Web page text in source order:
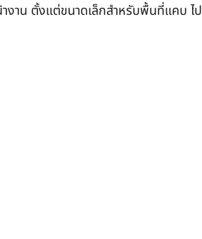
งาน ตั้งแต่ขนาดเล็กสำหรับพื้นที่แคบ ไป